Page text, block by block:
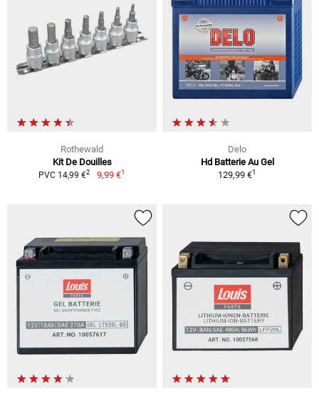
Rothewald
Kit De Douilles
PVC 14,99 €2 9,99 €1
Delo
Hd Batterie Au Gel
129,99 €1